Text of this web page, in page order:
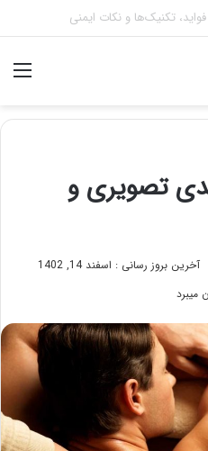
افسردگی را درمان کنید!
تصویری و
آخرین بروز رسانی : اسفند 14, 1402